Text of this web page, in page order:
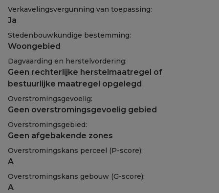
Verkavelingsvergunning van toepassing:
Ja
Stedenbouwkundige bestemming:
Woongebied
Dagvaarding en herstelvordering:
Geen rechterlijke herstelmaatregel of
bestuurlijke maatregel opgelegd
Overstromingsgevoelig:
Geen overstromingsgevoelig gebied
Overstromingsgebied:
Geen afgebakende zones
Overstromingskans perceel (P-score):
A
Overstromingskans gebouw (G-score):
A